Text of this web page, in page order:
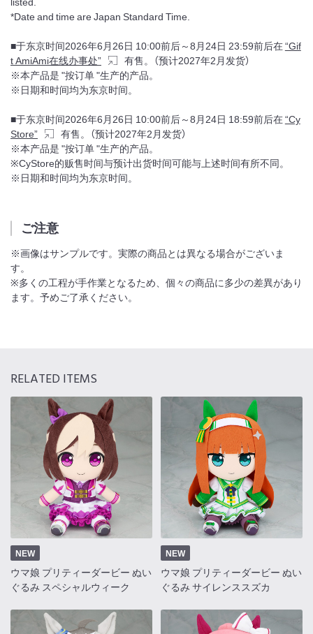
*Date and time are Japan Standard Time.
■于东京时间2026年6月26日 10:00前后～8月24日 23:59前后在“Gif
t AmiAmi在线办事处”
有售。（预计2027年2月发货）
※本产品是 "按订单 "生产的产品。
※日期和时间均为东京时间。
■于东京时间2026年6月26日 10:00前后～8月24日 18:59前后在“Cy
Store”
有售。（预计2027年2月发货）
※本产品是 "按订单 "生产的产品。
※CyStore的贩售时间与预计出货时间可能与上述时间有所不同。
※日期和时间均为东京时间。
ご注意
※画像はサンプルです。実際の商品とは異なる場合がございま
す。
※多くの工程が手作業となるため、個々の商品に多少の差異があり
ます。予めご了承ください。
RELATED ITEMS
NEW
ウマ娘 プリティーダービー ぬい
ぐるみ スペシャルウィーク
NEW
ウマ娘 プリティーダービー ぬい
ぐるみ サイレンススズカ